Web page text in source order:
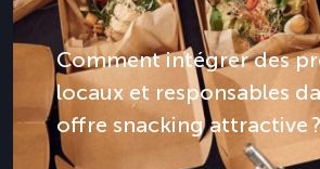
Comment intégrer des
locaux et responsables
offre snacking attractive ?